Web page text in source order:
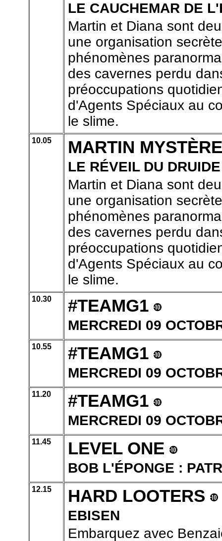
LE CAUCHEMAR DE
Martin et Diana sont
une organisation
phénomènes
des cavernes perdu
préoccupations
d'Agents Spéciaux au
le slime.
10.05 MARTIN MYSTÈRE
LE RÉVEIL DU
Martin et Diana sont
une organisation
phénomènes
des cavernes perdu
préoccupations
d'Agents Spéciaux au
le slime.
10.30 #TEAMG1
MERCREDI 09
10.55 #TEAMG1
MERCREDI 09
11.20 #TEAMG1
MERCREDI 09
11.45 LEVEL ONE
BOB L'ÉPONGE :
12.15 HARD LOOTERS
EBISEN
Embarquez avec